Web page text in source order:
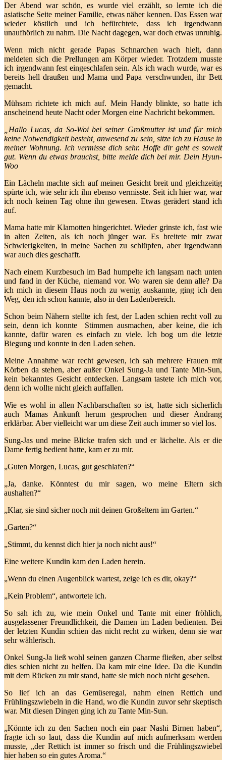
Der Abend war schön, es wurde viel erzählt, so lernte ich die
asiatische Seite meiner Familie, etwas näher kennen. Das Essen war
wieder köstlich und ich befürchtete, dass ich irgendwann
unaufhörlich zu nahm. Die Nacht dagegen, war doch etwas unruhig.
Wenn mich nicht gerade Papas Schnarchen wach hielt, dann
meldeten sich die Prellungen am Körper wieder. Trotzdem musste
ich irgendwann fest eingeschlafen sein. Als ich wach wurde, war es
bereits hell draußen und Mama und Papa verschwunden, ihr Bett
gemacht.
Mühsam richtete ich mich auf. Mein Handy blinkte, so hatte ich
anscheinend heute Nacht oder Morgen eine Nachricht bekommen.
„Hallo Lucas, da So-Woi bei seiner Großmutter ist und für mich
keine Notwendigkeit besteht, anwesend zu sein, sitze ich zu Hause in
meiner Wohnung. Ich vermisse dich sehr. Hoffe dir geht es soweit
gut. Wenn du etwas brauchst, bitte melde dich bei mir. Dein Hyun-
Woo
Ein Lächeln machte sich auf meinen Gesicht breit und gleichzeitig
spürte ich, wie sehr ich ihn ebenso vermisste. Seit ich hier war, war
ich noch keinen Tag ohne ihn gewesen. Etwas gerädert stand ich
auf.
Mama hatte mir Klamotten hingerichtet. Wieder grinste ich, fast wie
in alten Zeiten, als ich noch jünger war. Es breitete mir zwar
Schwierigkeiten, in meine Sachen zu schlüpfen, aber irgendwann
war auch dies geschafft.
Nach einem Kurzbesuch im Bad humpelte ich langsam nach unten
und fand in der Küche, niemand vor. Wo waren sie denn alle? Da
ich mich in diesem Haus noch zu wenig auskannte, ging ich den
Weg, den ich schon kannte, also in den Ladenbereich.
Schon beim Nähern stellte ich fest, der Laden schien recht voll zu
sein, denn ich konnte Stimmen ausmachen, aber keine, die ich
kannte, dafür waren es einfach zu viele. Ich bog um die letzte
Biegung und konnte in den Laden sehen.
Meine Annahme war recht gewesen, ich sah mehrere Frauen mit
Körben da stehen, aber außer Onkel Sung-Ja und Tante Min-Sun,
kein bekanntes Gesicht entdecken. Langsam tastete ich mich vor,
denn ich wollte nicht gleich auffallen.
Wie es wohl in allen Nachbarschaften so ist, hatte sich sicherlich
auch Mamas Ankunft herum gesprochen und dieser Andrang
erklärbar. Aber vielleicht war um diese Zeit auch immer so viel los.
Sung-Jas und meine Blicke trafen sich und er lächelte. Als er die
Dame fertig bedient hatte, kam er zu mir.
„Guten Morgen, Lucas, gut geschlafen?“
„Ja, danke. Könntest du mir sagen, wo meine Eltern sich
aushalten?“
„Klar, sie sind sicher noch mit deinen Großeltern im Garten.“
„Garten?“
„Stimmt, du kennst dich hier ja noch nicht aus!“
Eine weitere Kundin kam den Laden herein.
„Wenn du einen Augenblick wartest, zeige ich es dir, okay?“
„Kein Problem“, antwortete ich.
So sah ich zu, wie mein Onkel und Tante mit einer fröhlich,
ausgelassener Freundlichkeit, die Damen im Laden bedienten. Bei
der letzten Kundin schien das nicht recht zu wirken, denn sie war
sehr wählerisch.
Onkel Sung-Ja ließ wohl seinen ganzen Charme fließen, aber selbst
dies schien nicht zu helfen. Da kam mir eine Idee. Da die Kundin
mit dem Rücken zu mir stand, hatte sie mich noch nicht gesehen.
So lief ich an das Gemüseregal, nahm einen Rettich und
Frühlingszwiebeln in die Hand, wo die Kundin zuvor sehr skeptisch
war. Mit diesen Dingen ging ich zu Tante Min-Sun.
„Könnte ich zu den Sachen noch ein paar Nashi Birnen haben“,
fragte ich so laut, dass die Kundin auf mich aufmerksam werden
musste, „der Rettich ist immer so frisch und die Frühlingszwiebel
hier haben so ein gutes Aroma.“